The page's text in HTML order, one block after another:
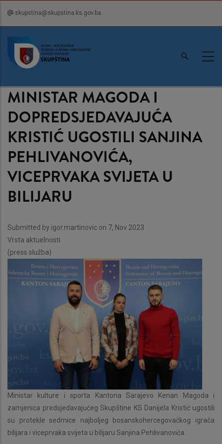
content
skupstina@skupstina.ks.gov.ba
MINISTAR MAGODA I
DOPREDSJEDAVAJUĆA
KRISTIĆ UGOSTILI SANJINA
PEHLIVANOVIĆA,
VICEPRVAKA SVIJETA U
BILIJARU
Submitted by igor.martinovic on 7, Nov 2023
Vrsta aktuelnosti
(press služba)
Ministar kulture i sporta Kantona Sarajevo Kenan Magoda i
zamjenica predsjedavajućeg Skupštine KS Danijela Kristić ugostili
su protekle sedmice najboljeg bosanskohercegovačkog igrača
bilijara i viceprvaka svijeta u bilijaru Sanjina Pehlivanovića.